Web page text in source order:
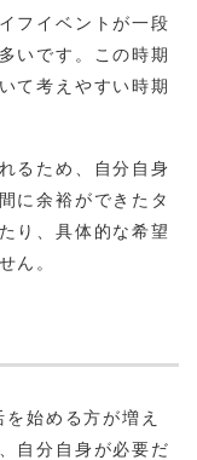
フイベントが一段
いです。この時期
て考えやすい時期
るため、自分自身
に余裕ができたタ
り、具体的な希望
ん。
始める方が増え
自分自身が必要だ